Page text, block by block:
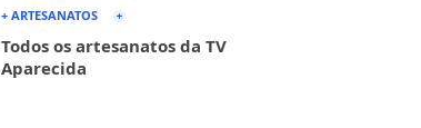
+ ARTESANATOS
Todos os artesanatos da TV
Aparecida